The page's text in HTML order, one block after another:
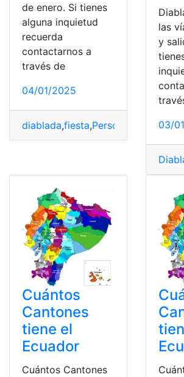
de enero. Si tienes
alguna inquietud
recuerda
contactarnos a
través de
04/01/2025
diablada,fiesta,Personajes Pillaro
las
y
03/
Cuántos
Cantones
tiene el
Ecuador
Cuántos Cantones